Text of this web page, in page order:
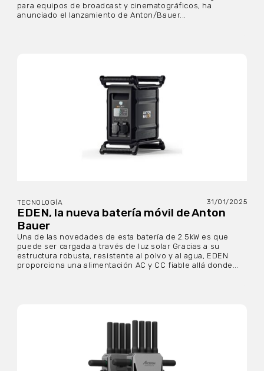
para equipos de broadcast y cinematográficos, ha
anunciado el lanzamiento de Anton/Bauer...
TECNOLOGÍA 31/01/2025
EDEN, la nueva batería móvil de Anton
Bauer
Una de las novedades de esta batería de 2.5kW es que
puede ser cargada a través de luz solar Gracias a su
estructura robusta, resistente al polvo y al agua, EDEN
proporciona una alimentación AC y CC fiable allá donde...